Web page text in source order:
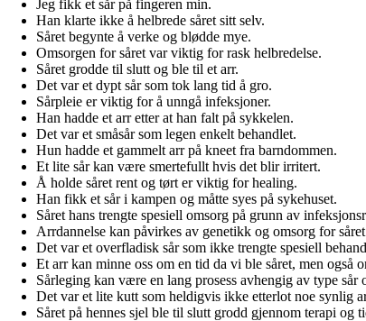
Jeg fikk et sår på fingeren min.
Han klarte ikke å helbrede såret sitt selv.
Såret begynte å verke og blødde mye.
Omsorgen for såret var viktig for rask helbredelse.
Såret grodde til slutt og ble til et arr.
Det var et dypt sår som tok lang tid å gro.
Sårpleie er viktig for å unngå infeksjoner.
Han hadde et arr etter at han falt på sykkelen.
Det var et småsår som legen enkelt behandlet.
Hun hadde et gammelt arr på kneet fra barndommen.
Et lite sår kan være smertefullt hvis det blir irritert.
Å holde såret rent og tørt er viktig for healing.
Han fikk et sår i kampen og måtte syes på sykehuset.
Såret hans trengte spesiell omsorg på grunn av
Arrdannelse kan påvirkes av genetikk og omsorg for
Det var et overfladisk sår som ikke trengte spesiell
Et arr kan minne oss om en tid da vi ble såret, men også
Sårleging kan være en lang prosess avhengig av type sår
Det var et lite kutt som heldigvis ikke etterlot noe synlig
Såret på hennes sjel ble til slutt grodd gjennom terapi og